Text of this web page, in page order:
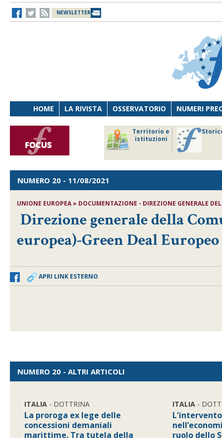
NEWSLETTER
HOME LA RIVISTA OSSERVATORIO NUMERI
Territorio e
istituzioni
NUMERO 20 - 11/08/2021
UNIONE EUROPEA » DOCUMENTAZIONE - DIREZIONE GENERALE
Direzione generale della
europea)-Green Deal
APRI LINK ESTERNO
NUMERO 20 - ALTRI ARTICOLI
ITALIA - DOTTRINA
La proroga ex lege delle
concessioni demaniali
marittime. Tra tutela della
ITALIA -
ruolo dello